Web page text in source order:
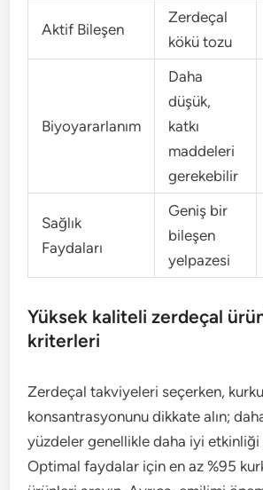
Aktif Bileşen
Zerdeçal
kökü tozu
Biyoyararlanım
Daha
düşük,
katkı
maddeleri
gerekebilir
Sağlık
Faydaları
Geniş bir
bileşen
yelpazesi
Yüksek kaliteli zerdeçal
kriterleri
Zerdeçal takviyeleri seçerken,
konsantrasyonunu dikkate alın;
yüzdeler genellikle daha iyi
Optimal faydalar için en az %95